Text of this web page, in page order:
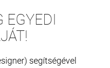
EGYEDI
segítségével